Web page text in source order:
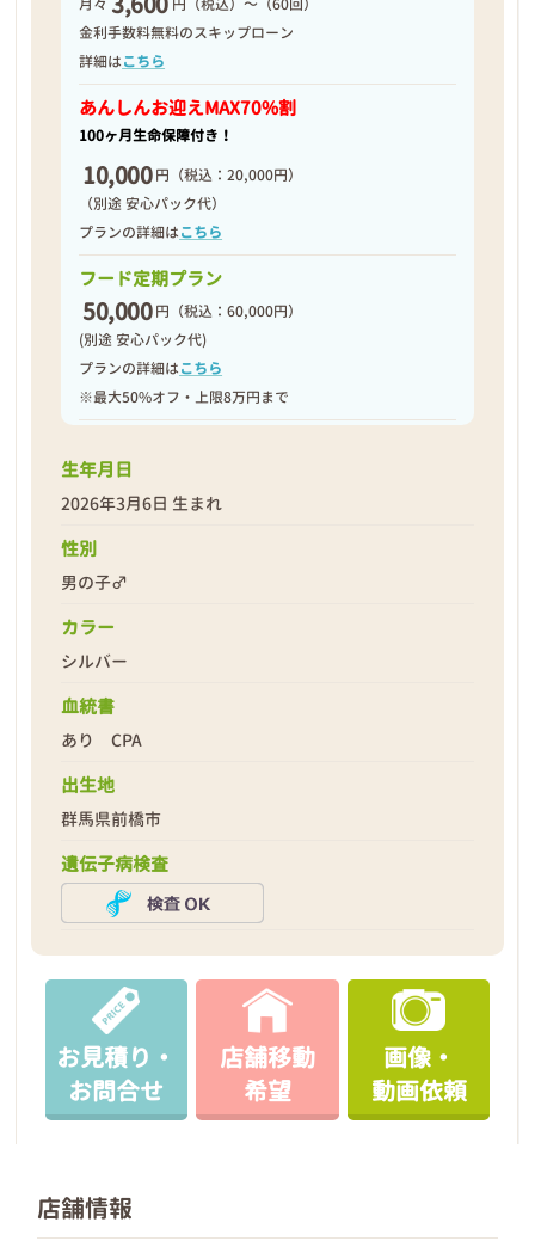
金利手数料無料のスキップローン
詳細はこちら
あんしんお迎えMAX70%割
100ヶ月生命保障付き！
10,000 円 （税込：20,000円）
（別途 安心パック代）
プランの詳細はこちら
フード定期プラン
50,000 円 （税込：60,000円）
(別途 安心パック代)
プランの詳細はこちら
※最大50%オフ・上限8万円まで
生年月日
2026年3月6日 生まれ
性別
男の子♂
カラー
シルバー
血統書
あり CPA
出生地
群馬県前橋市
遺伝子病検査
お見積り・
お問合せ
店舗移動
希望
画像・
動画依頼
店舗情報